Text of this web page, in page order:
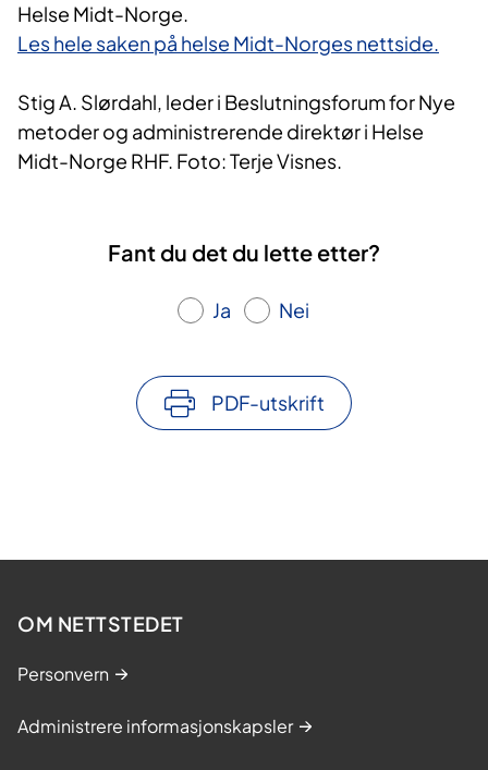
Helse Midt-Norge.
Les hele saken på helse Midt-Norges nettside.
Stig A. Slørdahl, leder i Beslutningsforum for Nye
metoder og administrerende direktør i Helse
Midt-Norge RHF. Foto: Terje Visnes.
Fant du det du lette etter?
Ja Nei
PDF-utskrift
OM NETTSTEDET
Personvern
Administrere informasjonskapsler